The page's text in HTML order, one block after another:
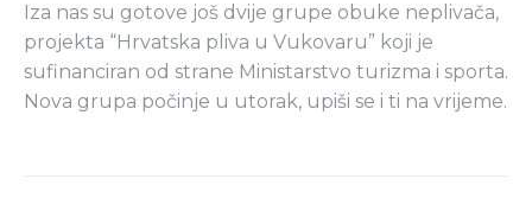
Iza nas su gotove još dvije grupe obuke neplivača,
projekta “Hrvatska pliva u Vukovaru” koji je
sufinanciran od strane Ministarstvo turizma i sporta.
Nova grupa počinje u utorak, upiši se i ti na vrijeme.